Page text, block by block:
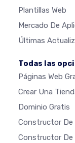
Plantillas Web
Mercado De
Últimas
Todas las
Páginas Web
Crear Una
Dominio Gratis
Constructor De
Constructor De